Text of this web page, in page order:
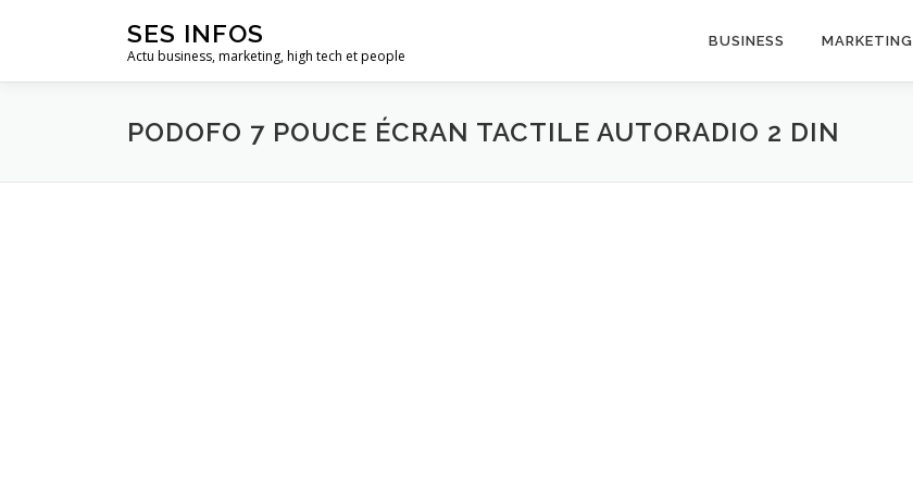
SES INFOS
Actu business, marketing, high tech et people
BUSINESS MARKETING
PODOFO 7 POUCE ÉCRAN TACTILE AUTORADIO 2 DIN